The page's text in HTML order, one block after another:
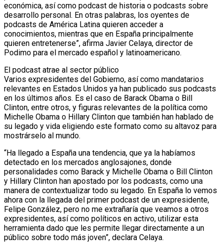
económica, así como podcast de historia o podcasts sobre
desarrollo personal. En otras palabras, los oyentes de
podcasts de América Latina quieren acceder a
conocimientos, mientras que en España principalmente
quieren entretenerse”, afirma Javier Celaya, director de
Podimo para el mercado español y latinoamericano.
El podcast atrae al sector público
Varios expresidentes del Gobierno, así como mandatarios
relevantes en Estados Unidos ya han publicado sus podcasts
en los últimos años. Es el caso de Barack Obama o Bill
Clinton, entre otros, y figuras relevantes de la política como
Michelle Obama o Hillary Clinton que también han hablado de
su legado y vida eligiendo este formato como su altavoz para
mostrárselo al mundo.
“Ha llegado a España una tendencia, que ya la habíamos
detectado en los mercados anglosajones, donde
personalidades como Barack y Michelle Obama o Bill Clinton
y Hillary Clinton han apostado por los podcasts, como una
manera de contextualizar todo su legado. En España lo vemos
ahora con la llegada del primer podcast de un expresidente,
Felipe González, pero no me extrañaría que veamos a otros
expresidentes, así como políticos en activo, utilizar esta
herramienta dado que les permite llegar directamente a un
público sobre todo más joven”, declara Celaya.